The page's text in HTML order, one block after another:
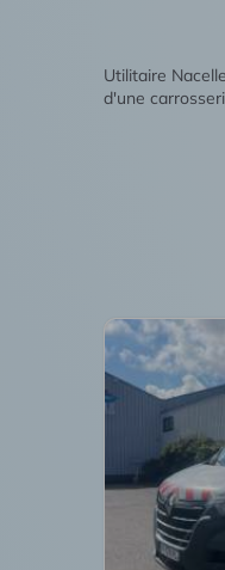
Utilitaire
d'une